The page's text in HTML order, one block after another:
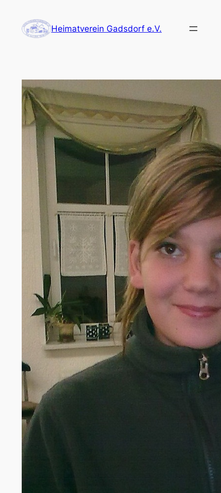
Inhalt
springen
Heimatverein Gadsdorf e.V.